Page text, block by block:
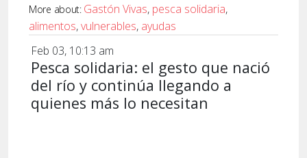
More about: Gastón Vivas, pesca solidaria,
alimentos,vulnerables, ayudas
Feb 03, 10:13 am
Pesca solidaria: el gesto que nació
del río y continúa llegando a
quienes más lo necesitan